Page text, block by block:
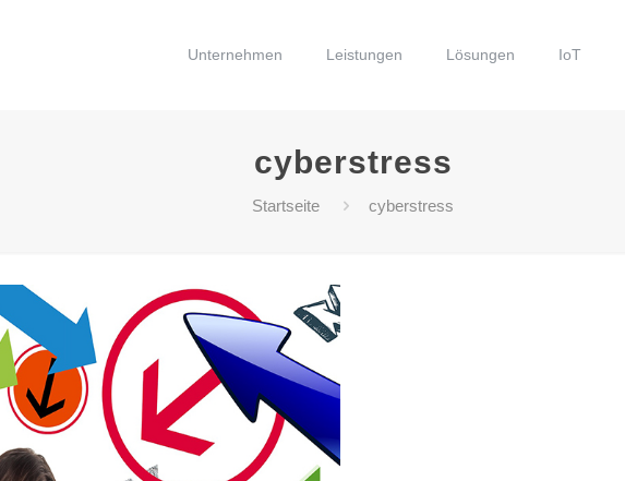
Unternehmen Leistungen Lösungen IoT
cyberstress
Startseite cyberstress